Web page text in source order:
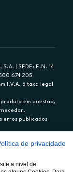
| SEDE: E.N. 14
674 205
I.V.A. à taxa legal
em questão,
erros publicados
meses, TAN
de privacidade
a nivel de